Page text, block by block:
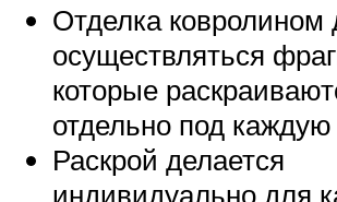
Отделка ковролином
осуществляться
которые
отдельно под каждую
Раскрой делается
индивидуально для